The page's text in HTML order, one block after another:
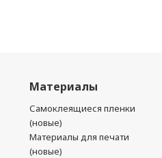
Материалы
Самоклеящиеся пленки
(новые)
Материалы для печати
(новые)